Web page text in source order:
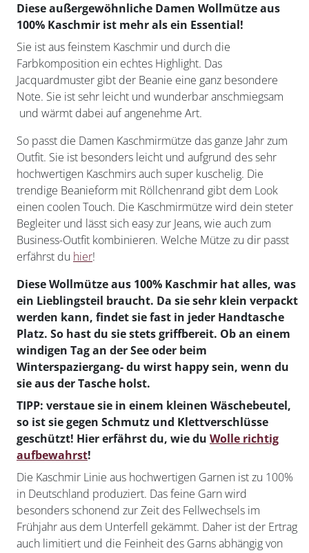
Diese außergewöhnliche Damen Wollmütze aus
100% Kaschmir ist mehr als ein Essential!
Sie ist aus feinstem Kaschmir und durch die
Farbkomposition ein echtes Highlight. Das
Jacquardmuster gibt der Beanie eine ganz besondere
Note. Sie ist sehr leicht und wunderbar anschmiegsam
und wärmt dabei auf angenehme Art.
So passt die Damen Kaschmirmütze das ganze Jahr zum
Outfit. Sie ist besonders leicht und aufgrund des sehr
hochwertigen Kaschmirs auch super kuschelig. Die
trendige Beanieform mit Röllchenrand gibt dem Look
einen coolen Touch. Die Kaschmirmütze wird dein steter
Begleiter und lässt sich easy zur Jeans, wie auch zum
Business-Outfit kombinieren. Welche Mütze zu dir passt
erfährst du hier!
Diese Wollmütze aus 100% Kaschmir hat alles, was
ein Lieblingsteil braucht. Da sie sehr klein verpackt
werden kann, findet sie fast in jeder Handtasche
Platz. So hast du sie stets griffbereit. Ob an einem
windigen Tag an der See oder beim
Winterspaziergang- du wirst happy sein, wenn du
sie aus der Tasche holst.
TIPP: verstaue sie in einem kleinen Wäschebeutel,
so ist sie gegen Schmutz und Klettverschlüsse
geschützt! Hier erfährst du, wie du Wolle richtig
aufbewahrst!
Die Kaschmir Linie aus hochwertigen Garnen ist zu 100%
in Deutschland produziert. Das feine Garn wird
besonders schonend zur Zeit des Fellwechsels im
Frühjahr aus dem Unterfell gekämmt. Daher ist der Ertrag
auch limitiert und die Feinheit des Garns abhängig von